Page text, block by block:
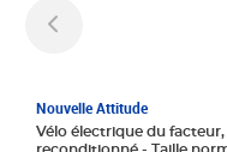
Nouvelle Attitude
Vélo électrique du facteur,